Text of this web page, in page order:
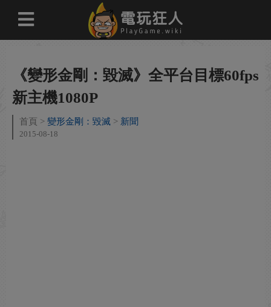
《變形金剛：毀滅》全平台目標60fps
新主機1080P
首頁 變形金剛：毀滅 新聞
2015-08-18